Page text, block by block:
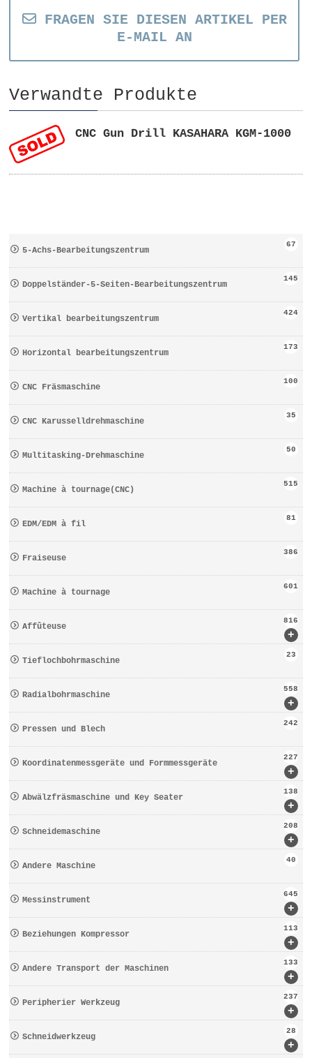
FRAGEN SIE DIESEN ARTIKEL PER
E-MAIL AN
Verwandte Produkte
CNC Gun Drill KASAHARA KGM-1000
5-Achs-Bearbeitungszentrum
67
Doppelständer-5-Seiten-Bearbeitungszentrum
145
Vertikal bearbeitungszentrum
424
Horizontal bearbeitungszentrum
173
CNC Fräsmaschine
100
CNC Karusselldrehmaschine
35
Multitasking-Drehmaschine
50
Machine à tournage(CNC)
515
EDM/EDM à fil
81
Fraiseuse
386
Machine à tournage
601
+
Affûteuse
816
Tieflochbohrmaschine
23
+
Radialbohrmaschine
558
Pressen und Blech
242
+
Koordinatenmessgeräte und Formmessgeräte
227
+
Abwälzfräsmaschine und Key Seater
138
+
Schneidemaschine
208
Andere Maschine
40
+
Messinstrument
645
+
Beziehungen Kompressor
113
+
Andere Transport der Maschinen
133
+
Peripherier Werkzeug
237
+
Schneidwerkzeug
28